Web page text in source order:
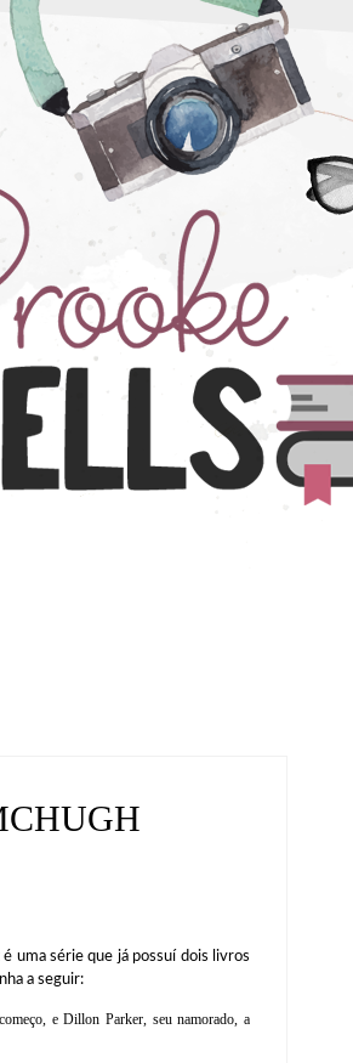
série que já possuí dois livros
a seguir:
e Dillon Parker, seu namorado, a